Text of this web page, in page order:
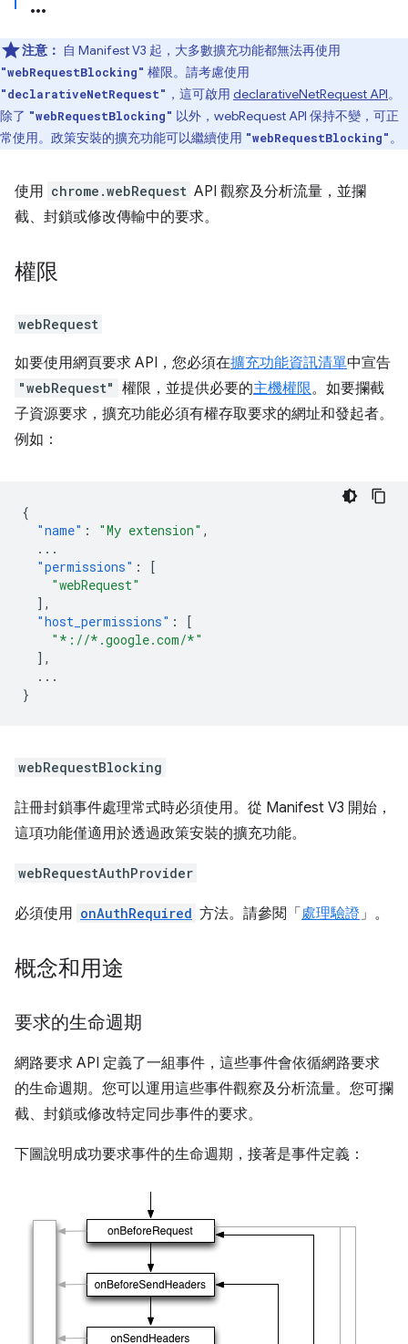
注意： 自 Manifest V3 起，大多數擴充功能都無法再使用
"webRequestBlocking" 權限。請考慮使用
"declarativeNetRequest" ，這可啟用 declarativeNetRequest API。
除了 "webRequestBlocking" 以外，webRequest API 保持不變，可正
常使用。政策安裝的擴充功能可以繼續使用 "webRequestBlocking"。
使用 chrome.webRequest API 觀察及分析流量，並攔
截、封鎖或修改傳輸中的要求。
權限
webRequest
如要使用網頁要求 API，您必須在擴充功能資訊清單中宣告
"webRequest" 權限，並提供必要的主機權限。如要攔截
子資源要求，擴充功能必須有權存取要求的網址和發起者。
例如：
{
"name" : "My extension" ,
...
"permissions" :
[
"webRequest"
],
"host_permissions" :
[
"*://*.google.com/*"
],
...
}
webRequestBlocking
註冊封鎖事件處理常式時必須使用。從 Manifest V3 開始，
這項功能僅適用於透過政策安裝的擴充功能。
webRequestAuthProvider
必須使用 onAuthRequired 方法。請參閱「 處理驗證」。
概念和用途
要求的生命週期
網路要求 API 定義了一組事件，這些事件會依循網路要求
的生命週期。您可以運用這些事件觀察及分析流量。您可攔
截、封鎖或修改特定同步事件的要求。
下圖說明成功要求事件的生命週期，接著是事件定義：